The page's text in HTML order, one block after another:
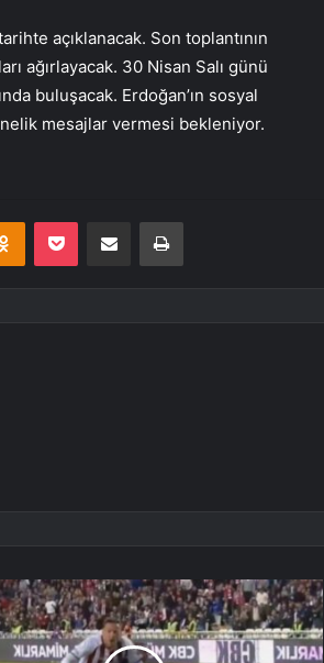
açıklanacak. Son toplantının
ağırlayacak. 30 Nisan Salı günü
buluşacak. Erdoğan’ın sosyal
mesajlar vermesi bekleniyor.
Odnoklassniki
Pocket E-Posta ile paylaş Yazdır